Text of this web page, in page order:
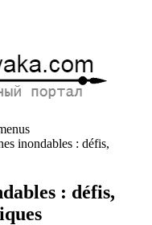
inondables : défis,
: défis,